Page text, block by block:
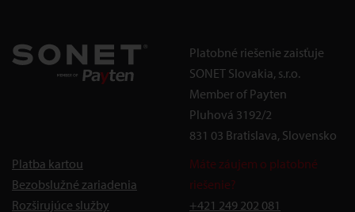
Platobné riešenie zaisťuje
SONET Slovakia, s.r.o.
Member of Payten
Pluhová 3192/2
831 03 Bratislava, Slovensko
Platba kartou
Bezobslužné zariadenia
Rozširujúce služby
Máte záujem o platobné
riešenie?
+421 249 202 081